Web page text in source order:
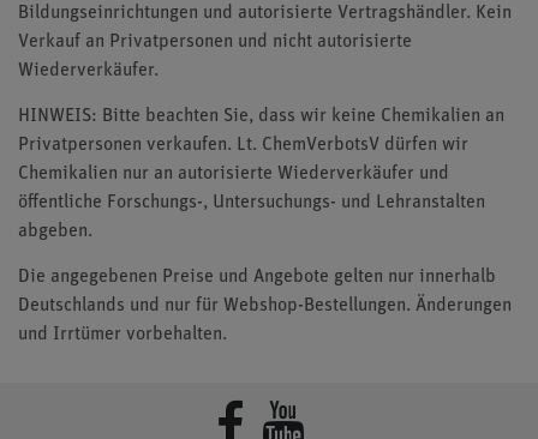
Bildungseinrichtungen und autorisierte Vertragshändler. Kein
Verkauf an Privatpersonen und nicht autorisierte
Wiederverkäufer.
HINWEIS: Bitte beachten Sie, dass wir keine Chemikalien an
Privatpersonen verkaufen. Lt. ChemVerbotsV dürfen wir
Chemikalien nur an autorisierte Wiederverkäufer und
öffentliche Forschungs-, Untersuchungs- und Lehranstalten
abgeben.
Die angegebenen Preise und Angebote gelten nur innerhalb
Deutschlands und nur für Webshop-Bestellungen. Änderungen
und Irrtümer vorbehalten.